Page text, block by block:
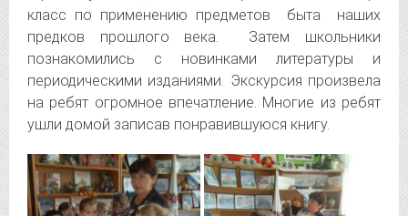
класс по применению предметов быта наших
предков прошлого века. Затем школьники
познакомились с новинками литературы и
периодическими изданиями. Экскурсия произвела
на ребят огромное впечатление. Многие из ребят
ушли домой записав понравившуюся книгу.